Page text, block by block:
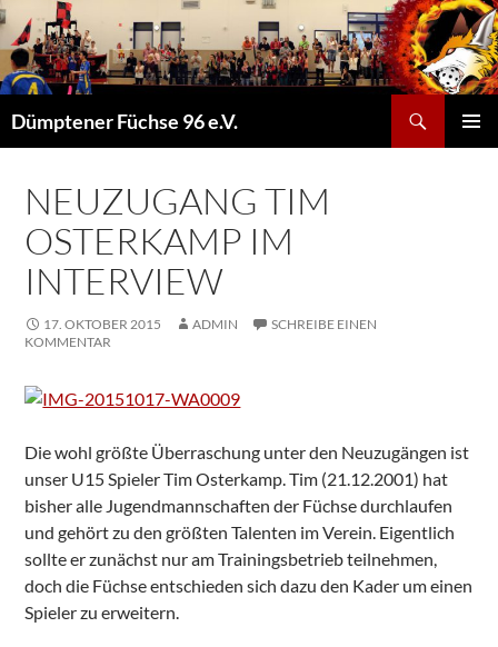
Dümptener Füchse 96 e.V.
SPRINGEN
NEUZUGANG TIM
OSTERKAMP IM
INTERVIEW
17. OKTOBER 2015 ADMIN
SCHREIBE EINEN
KOMMENTAR
Die wohl größte Überraschung unter den Neuzugängen ist
unser U15 Spieler Tim Osterkamp. Tim (21.12.2001) hat
bisher alle Jugendmannschaften der Füchse durchlaufen
und gehört zu den größten Talenten im Verein. Eigentlich
sollte er zunächst nur am Trainingsbetrieb teilnehmen,
doch die Füchse entschieden sich dazu den Kader um einen
Spieler zu erweitern.